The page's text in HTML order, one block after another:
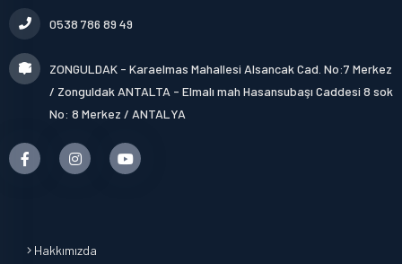
0538 786 89 49
ZONGULDAK - Karaelmas Mahallesi Alsancak Cad. No:7 Merkez
/ Zonguldak ANTALTA - Elmalı mah Hasansubaşı Caddesi 8 sok
No: 8 Merkez / ANTALYA
Hakkımızda